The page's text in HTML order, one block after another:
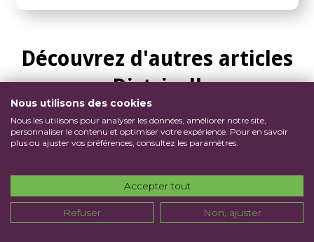
Découvrez d'autres articles
Districall
Nous utilisons des cookies
Nous les utilisons pour analyser les données, améliorer notre site,
personnaliser le contenu et optimiser votre expérience. Pour en savoir
plus ou ajuster vos préférences, consultez les paramètres.
Accepter tout
Refuser Non, ajuster